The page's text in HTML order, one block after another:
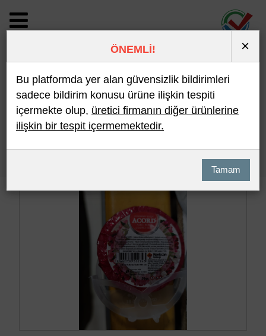
BİLDİRİM DETAYI
Son 10 Bildirim En Çok İncelenen
ÖNEMLİ! ×
Bu platformda yer alan güvensizlik bildirimleri
sadece bildirim konusu ürüne ilişkin tespiti
içermekte olup, üretici firmanın diğer ürünlerine
ilişkin bir tespit içermemektedir.
Tamam